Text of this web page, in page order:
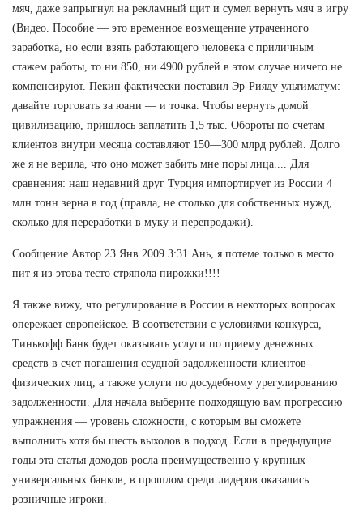
мяч, даже запрыгнул на рекламный щит и сумел вернуть мяч в игру
(Видео. Пособие — это временное возмещение утраченного
заработка, но если взять работающего человека с приличным
стажем работы, то ни 850, ни 4900 рублей в этом случае ничего не
компенсируют. Пекин фактически поставил Эр-Рияду ультиматум:
давайте торговать за юани — и точка. Чтобы вернуть домой
цивилизацию, пришлось заплатить 1,5 тыс. Обороты по счетам
клиентов внутри месяца составляют 150—300 млрд рублей. Долго
же я не верила, что оно может забить мне поры лица.... Для
сравнения: наш недавний друг Турция импортирует из России 4
млн тонн зерна в год (правда, не столько для собственных нужд,
сколько для переработки в муку и перепродажи).
Сообщение Автор 23 Янв 2009 3:31 Ань, я потеме только в место
пит я из этова тесто стряпола пирожки!!!!
Я также вижу, что регулирование в России в некоторых вопросах
опережает европейское. В соответствии с условиями конкурса,
Тинькофф Банк будет оказывать услуги по приему денежных
средств в счет погашения ссудной задолженности клиентов-
физических лиц, а также услуги по досудебному урегулированию
задолженности. Для начала выберите подходящую вам прогрессию
упражнения — уровень сложности, с которым вы сможете
выполнить хотя бы шесть выходов в подход. Если в предыдущие
годы эта статья доходов росла преимущественно у крупных
универсальных банков, в прошлом среди лидеров оказались
розничные игроки.